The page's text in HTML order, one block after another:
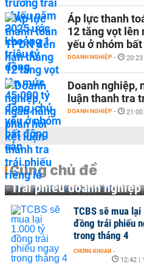
Áp lực thanh
12 tăng vọt lên
yếu ở nhóm
DOANH NGHIỆP -
Doanh nghiệp,
luận thanh tra
DOANH NGHIỆP -
Cùng chủ đề
Trái phiếu doanh nghiệp
TCBS sẽ mua
đồng trái phiếu
trong tháng 4
CHỨNG KHOÁN -
12:42 |